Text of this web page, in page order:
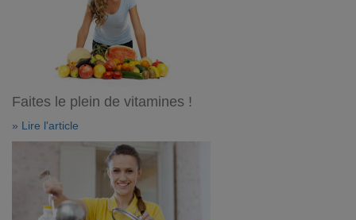
Faites le plein de vitamines !
» Lire l'article